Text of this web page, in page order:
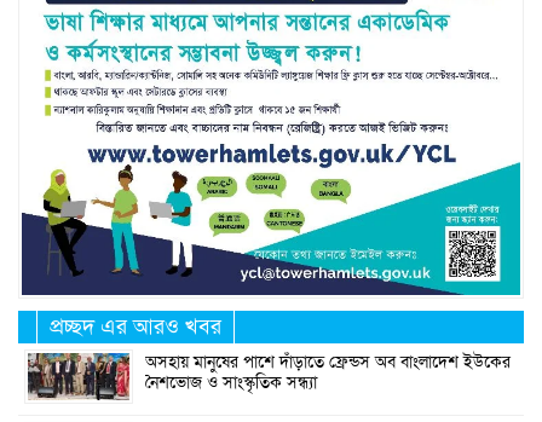
প্রচ্ছদ এর আরও খবর
অসহায় মানুষের পাশে দাঁড়াতে ফ্রেন্ডস অব বাংলাদেশ ইউকের
নৈশভোজ ও সাংস্কৃতিক সন্ধ্যা